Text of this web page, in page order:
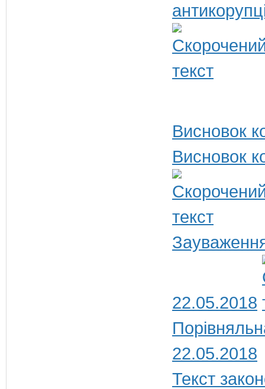
Висновок
Висновок
22.05.2018
22.05.2018
Текст